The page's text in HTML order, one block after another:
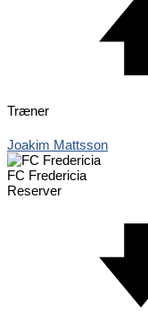
Træner
Joakim Mattsson
FC Fredericia
Reserver